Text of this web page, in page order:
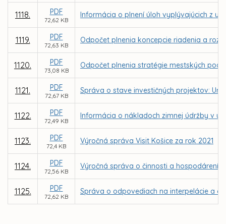
1118. PDF
72,62 KB
Informácia o plnení úloh vyplývajúcich z
1119. PDF
72,63 KB
Odpočet plnenia koncepcie riadenia a
1120. PDF
73,08 KB
Odpočet plnenia stratégie mestských
1121. PDF
72,67 KB
Správa o stave investičných projektov:
1122. PDF
72,49 KB
Informácia o nákladoch zimnej údržby v
1123. PDF
72,4 KB
Výročná správa Visit Košice za rok 2021
1124. PDF
72,56 KB
Výročná správa o činnosti a hospodárení
1125. PDF
72,62 KB
Správa o odpovediach na interpelácie a